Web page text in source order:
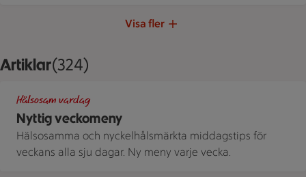
Visa fler
ArtiklarVisar 324 stycken
(324)
Nyttig veckomeny
Hälsosam vardag
Hälsosamma och nyckelhålsmärkta middagstips för
veckans alla sju dagar. Ny meny varje vecka.